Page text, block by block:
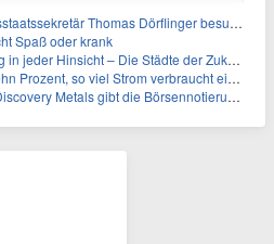
Thomas Dörflinger besucht Handwerksbetrieb im Kammerbezirk Freiburg
Spaß oder krank
Hinsicht – Die Städte der Zukunft sind grün-blau
so viel Strom verbraucht ein Aufzug im Gebäude
gibt die Börsennotierung an der Frankfurter Wertpapierbörse bekannt